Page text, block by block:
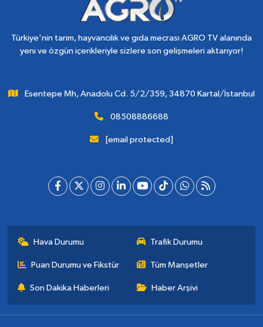
Türkiye'nin tarım, hayvancılık ve gıda mecrası AGRO TV alanında
yeni ve özgün içerikleriyle sizlere son gelişmeleri aktarıyor!
Esentepe Mh, Anadolu Cd. 5/2/359, 34870 Kartal/İstanbul
08508886688
[email protected]
Hava Durumu Trafik Durumu
Puan Durumu ve Fikstür Tüm Manşetler
Son Dakika Haberleri Haber Arşivi